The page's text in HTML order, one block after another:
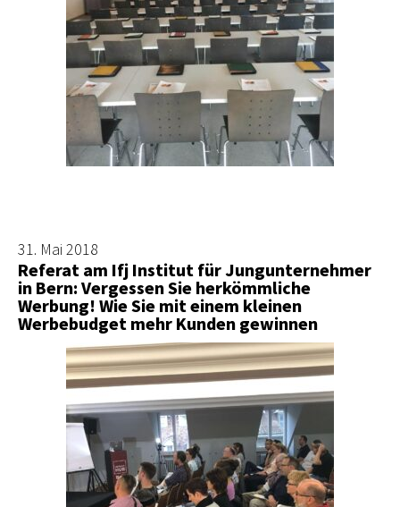
31. Mai 2018
Referat am Ifj Institut für Jungunternehmer
in Bern: Vergessen Sie herkömmliche
Werbung! Wie Sie mit einem kleinen
Werbebudget mehr Kunden gewinnen